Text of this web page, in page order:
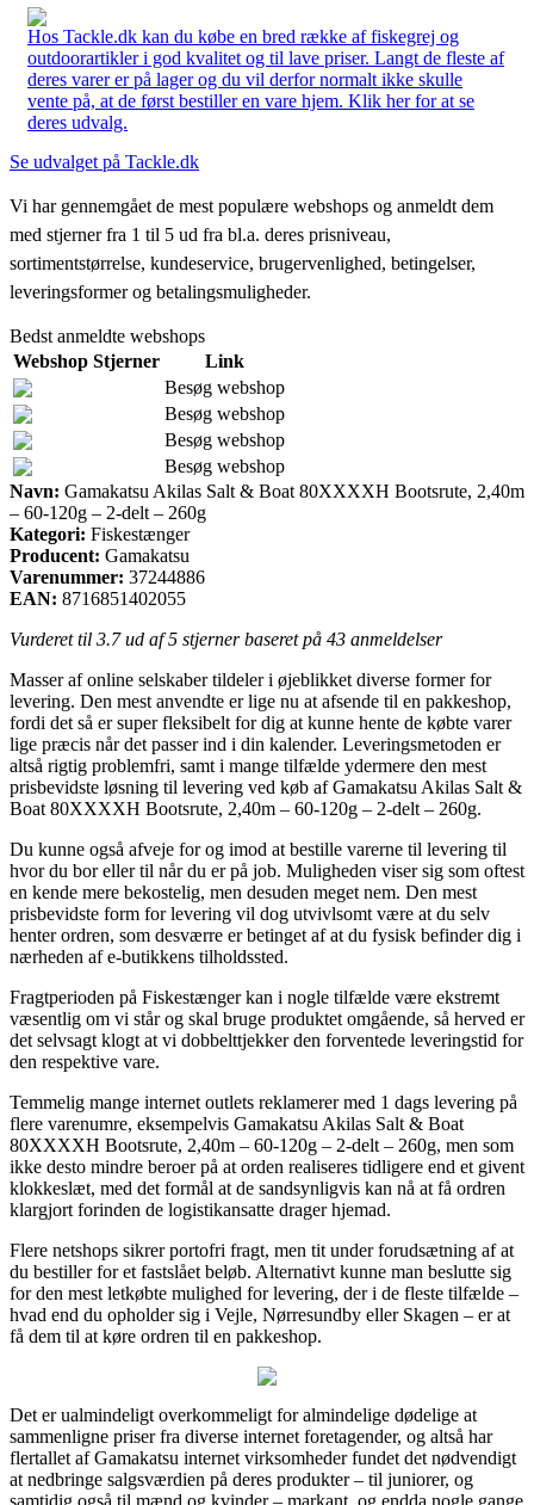
Hos Tackle.dk kan du købe en bred række af fiskegrej og
outdoorartikler i god kvalitet og til lave priser. Langt de fleste af
deres varer er på lager og du vil derfor normalt ikke skulle
vente på, at de først bestiller en vare hjem. Klik her for at se
deres udvalg.
Se udvalget på Tackle.dk
Vi har gennemgået de mest populære webshops og anmeldt dem
med stjerner fra 1 til 5 ud fra bl.a. deres prisniveau,
sortimentstørrelse, kundeservice, brugervenlighed, betingelser,
leveringsformer og betalingsmuligheder.
Bedst anmeldte webshops
Webshop Stjerner
Link
Besøg webshop
Besøg webshop
Besøg webshop
Besøg webshop
Navn: Gamakatsu Akilas Salt & Boat 80XXXXH Bootsrute, 2,40m
– 60-120g – 2-delt – 260g
Kategori: Fiskestænger
Producent: Gamakatsu
Varenummer: 37244886
EAN: 8716851402055
Vurderet til 3.7ud af 5 stjerner baseret på 43 anmeldelser
Masser af online selskaber tildeler i øjeblikket diverse former for
levering. Den mest anvendte er lige nu at afsende til en pakkeshop,
fordi det så er super fleksibelt for dig at kunne hente de købte varer
lige præcis når det passer ind i din kalender. Leveringsmetoden er
altså rigtig problemfri, samt i mange tilfælde ydermere den mest
prisbevidste løsning til levering ved køb af Gamakatsu Akilas Salt &
Boat 80XXXXH Bootsrute, 2,40m – 60-120g – 2-delt – 260g.
Du kunne også afveje for og imod at bestille varerne til levering til
hvor du bor eller til når du er på job. Muligheden viser sig som oftest
en kende mere bekostelig, men desuden meget nem. Den mest
prisbevidste form for levering vil dog utvivlsomt være at du selv
henter ordren, som desværre er betinget af at du fysisk befinder dig i
nærheden af e-butikkens tilholdssted.
Fragtperioden på Fiskestænger kan i nogle tilfælde være ekstremt
væsentlig om vi står og skal bruge produktet omgående, så herved er
det selvsagt klogt at vi dobbelttjekker den forventede leveringstid for
den respektive vare.
Temmelig mange internet outlets reklamerer med 1 dags levering på
flere varenumre, eksempelvis Gamakatsu Akilas Salt & Boat
80XXXXH Bootsrute, 2,40m – 60-120g – 2-delt – 260g, men som
ikke desto mindre beroer på at orden realiseres tidligere end et givent
klokkeslæt, med det formål at de sandsynligvis kan nå at få ordren
klargjort forinden de logistikansatte drager hjemad.
Flere netshops sikrer portofri fragt, men tit under forudsætning af at
du bestiller for et fastslået beløb. Alternativt kunne man beslutte sig
for den mest letkøbte mulighed for levering, der i de fleste tilfælde –
hvad end du opholder sig i Vejle, Nørresundby eller Skagen – er at
få dem til at køre ordren til en pakkeshop.
Det er ualmindeligt overkommeligt for almindelige dødelige at
sammenligne priser fra diverse internet foretagender, og altså har
flertallet af Gamakatsu internet virksomheder fundet det nødvendigt
at nedbringe salgsværdien på deres produkter – til juniorer, og
samtidig også til mænd og kvinder – markant, og endda nogle gange